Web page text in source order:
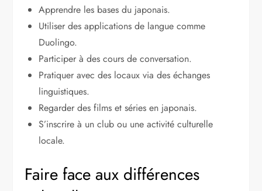
Apprendre les bases du japonais.
Utiliser des applications de langue comme
Duolingo.
Participer à des cours de conversation.
Pratiquer avec des locaux via des échanges
linguistiques.
Regarder des films et séries en japonais.
S’inscrire à un club ou une activité culturelle
locale.
Faire face aux différences